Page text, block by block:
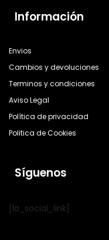
Información
Envios
Cambios y devoluciones
Terminos y condiciones
Aviso Legal
Política de privacidad
Politica de Cookies
Síguenos
[la_social_link]